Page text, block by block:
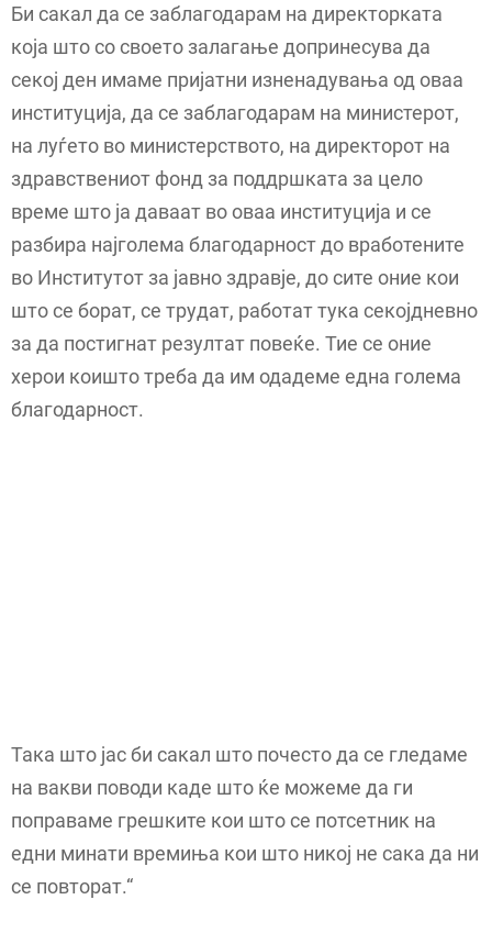
Би сакал да се заблагодарам на директорката
која што со своето залагање допринесува да
секој ден имаме пријатни изненадувања од оваа
институција, да се заблагодарам на министерот,
на луѓето во министерството, на директорот на
здравствениот фонд за поддршката за цело
време што ја даваат во оваа институција и се
разбира најголема благодарност до вработените
во Институтот за јавно здравје, до сите оние кои
што се борат, се трудат, работат тука секојдневно
за да постигнат резултат повеќе. Тие се оние
херои коишто треба да им одадеме една голема
благодарност.
Така што јас би сакал што почесто да се гледаме
на вакви поводи каде што ќе можеме да ги
поправаме грешките кои што се потсетник на
едни минати времиња кои што никој не сака да ни
се повторат.“